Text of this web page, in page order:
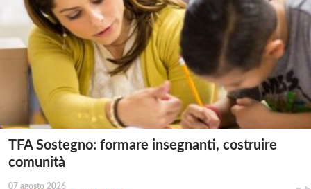
TFA Sostegno: formare insegnanti, costruire
comunità
07 agosto 2026